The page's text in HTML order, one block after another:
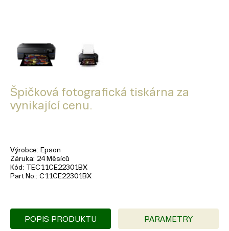
Špičková fotografická tiskárna za
vynikající cenu.
Výrobce
Epson
Záruka 24 Měsíců
Kód
TEC11CE22301BX
Part No. C11CE22301BX
POPIS PRODUKTU PARAMETRY